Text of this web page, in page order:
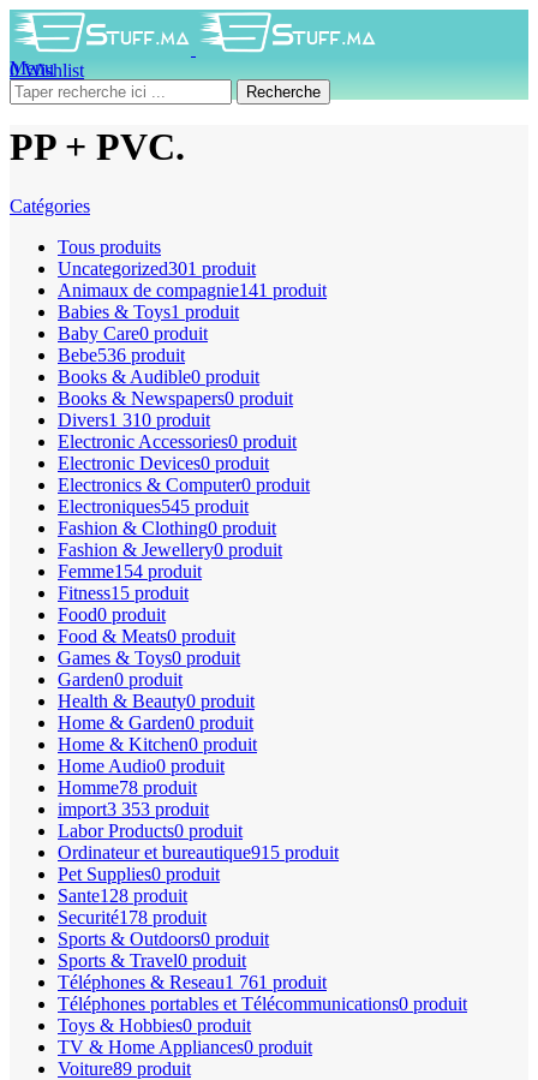
0Wishlist
0produit 0DH
Menu
Recherche
PP + PVC.
Catégories
Tous produits
Uncategorized301 produit
Animaux de compagnie141 produit
Babies & Toys1 produit
Baby Care0 produit
Bebe536 produit
Books & Audible0 produit
Books & Newspapers0 produit
Divers1 310 produit
Electronic Accessories0 produit
Electronic Devices0 produit
Electronics & Computer0 produit
Electroniques545 produit
Fashion & Clothing0 produit
Fashion & Jewellery0 produit
Femme154 produit
Fitness15 produit
Food0 produit
Food & Meats0 produit
Games & Toys0 produit
Garden0 produit
Health & Beauty0 produit
Home & Garden0 produit
Home & Kitchen0 produit
Home Audio0 produit
Homme78 produit
import3 353 produit
Labor Products0 produit
Ordinateur et bureautique915 produit
Pet Supplies0 produit
Sante128 produit
Securité178 produit
Sports & Outdoors0 produit
Sports & Travel0 produit
Téléphones & Reseau1 761 produit
Téléphones portables et Télécommunications0 produit
Toys & Hobbies0 produit
TV & Home Appliances0 produit
Voiture89 produit